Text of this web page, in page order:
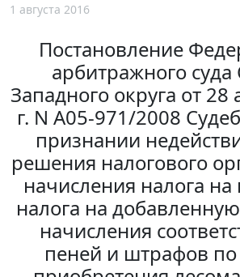
1 августа 2016
Постановление
арбитражного суда
Западного округа от 28
г. N А05-971/2008
признании
решения налогового
начисления налога
налога на
начисления
пеней и штрафов по